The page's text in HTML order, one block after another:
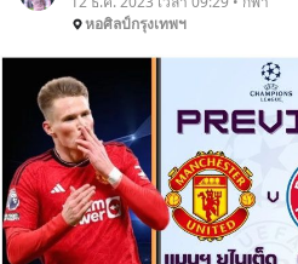
หอศิลป์กรุงเทพฯ